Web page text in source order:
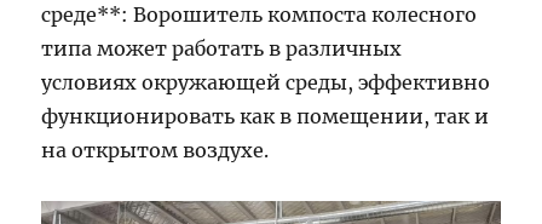
среде**: Ворошитель компоста колесного
типа может работать в различных
условиях окружающей среды, эффективно
функционировать как в помещении, так и
на открытом воздухе.